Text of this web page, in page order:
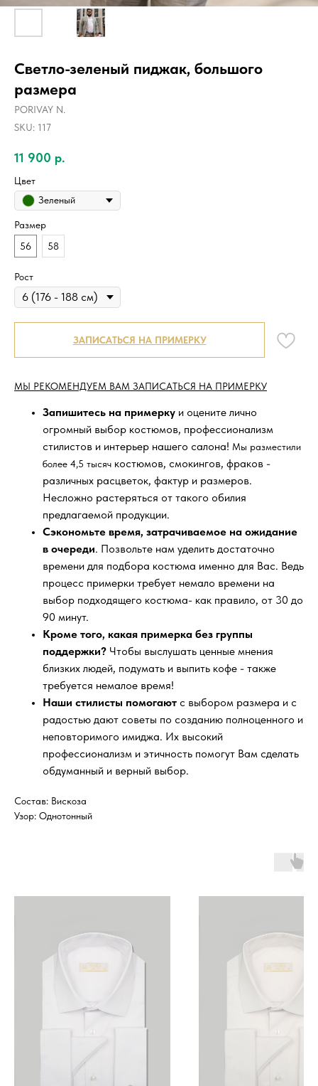
Светло-зеленый пиджак, большого
размера
PORIVAY N.
SKU: 117
11 900 р.
Цвет
Зеленый
Размер
56
58
Рост
ЗАПИСАТЬСЯ НА ПРИМЕРКУ
МЫ РЕКОМЕНДУЕМ ВАМ ЗАПИСАТЬСЯ НА ПРИМЕРКУ
Запишитесь на примерку и оцените лично
огромный выбор костюмов, профессионализм
стилистов и интерьер нашего салона! Мы разместили
более 4,5 тысяч костюмов, смокингов, фраков -
различных расцветок, фактур и размеров.
Несложно растеряться от такого обилия
предлагаемой продукции.
Сэкономьте время, затрачиваемое на ожидание
в очереди. Позвольте нам уделить достаточно
времени для подбора костюма именно для Вас. Ведь
процесс примерки требует немало времени на
выбор подходящего костюма- как правило, от 30 до
90 минут.
Кроме того, какая примерка без группы
поддержки? Чтобы выслушать ценные мнения
близких людей, подумать и выпить кофе - также
требуется немалое время!
Наши стилисты помогают с выбором размера и с
радостью дают советы по созданию полноценного и
неповторимого имиджа. Их высокий
профессионализм и этичность помогут Вам сделать
обдуманный и верный выбор.
Состав: Вискоза
Узор: Однотонный